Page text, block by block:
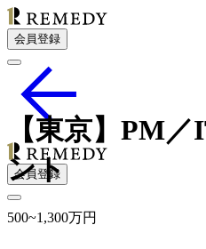
会員登録
会員登録
【東京】PM
ント
500~1,300万円